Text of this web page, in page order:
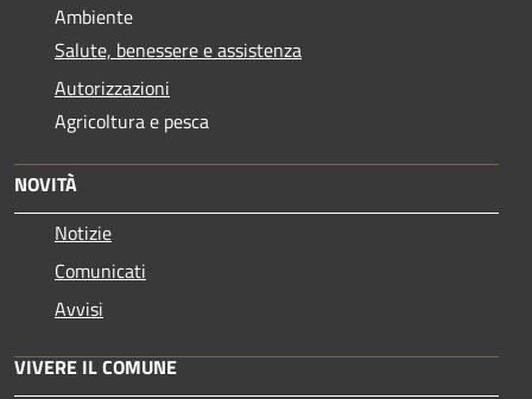
Ambiente
Salute, benessere e assistenza
Autorizzazioni
Agricoltura e pesca
NOVITÀ
Notizie
Comunicati
Avvisi
VIVERE IL COMUNE